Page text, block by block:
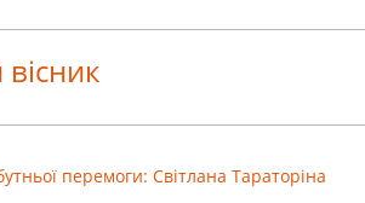
перемоги: Світлана Тараторіна